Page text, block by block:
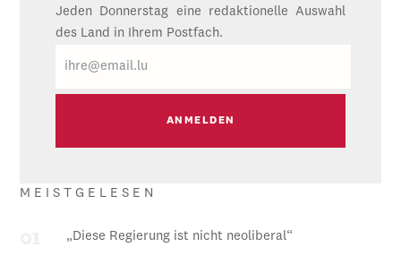
Jeden Donnerstag eine redaktionelle Auswahl
des Land in Ihrem Postfach.
Mail
MEISTGELESEN
„Diese Regierung ist nicht neoliberal“